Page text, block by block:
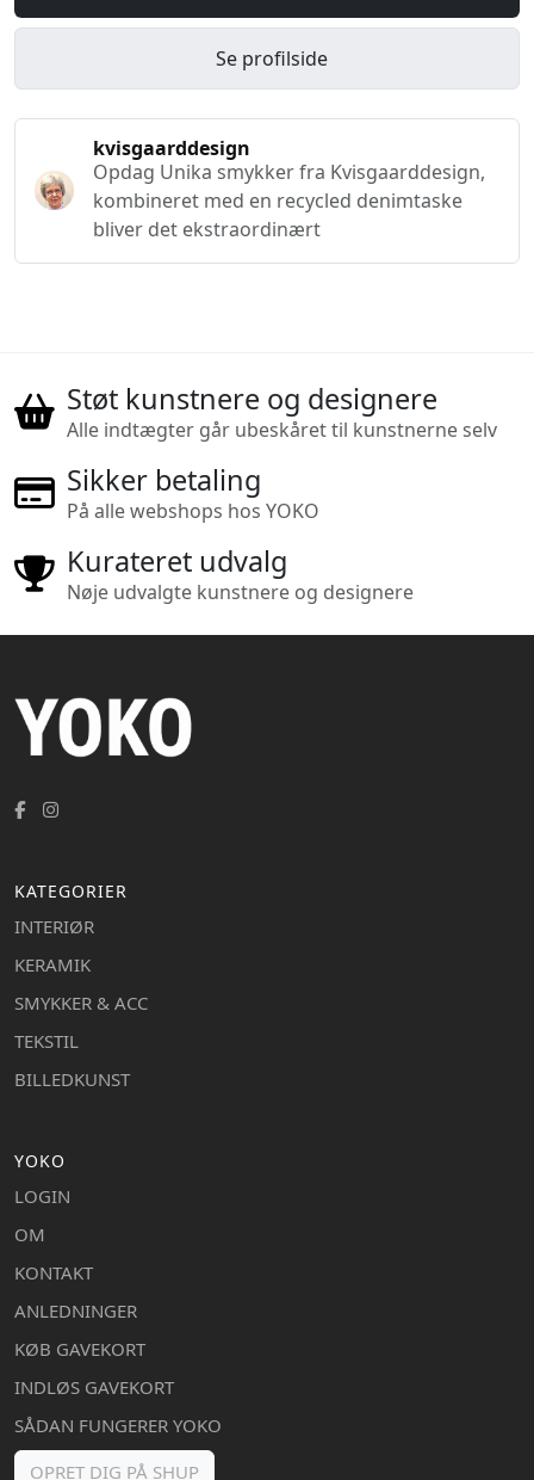
Se profilside
kvisgaarddesign
Opdag Unika smykker fra Kvisgaarddesign,
kombineret med en recycled denimtaske
bliver det ekstraordinært
Støt kunstnere og designere
Alle indtægter går ubeskåret til kunstnerne selv
Sikker betaling
På alle webshops hos YOKO
Kurateret udvalg
Nøje udvalgte kunstnere og designere
KATEGORIER
INTERIØR
KERAMIK
SMYKKER & ACC
TEKSTIL
BILLEDKUNST
YOKO
LOGIN
OM
KONTAKT
ANLEDNINGER
KØB GAVEKORT
INDLØS GAVEKORT
SÅDAN FUNGERER YOKO
OPRET DIG PÅ SHUP